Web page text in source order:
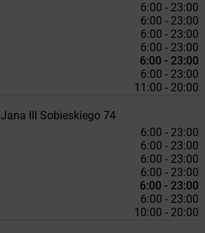
6:00 - 23:00
6:00 - 23:00
6:00 - 23:00
6:00 - 23:00
6:00 - 23:00
6:00 - 23:00
11:00 - 20:00
Jana III Sobieskiego 74
6:00 - 23:00
6:00 - 23:00
6:00 - 23:00
6:00 - 23:00
6:00 - 23:00
6:00 - 23:00
10:00 - 20:00